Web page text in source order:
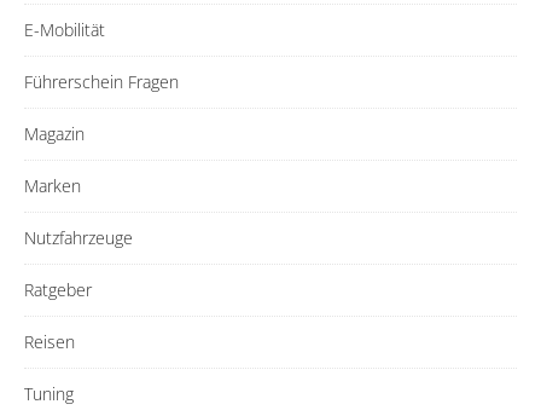
E-Mobilität
Führerschein Fragen
Magazin
Marken
Nutzfahrzeuge
Ratgeber
Reisen
Tuning